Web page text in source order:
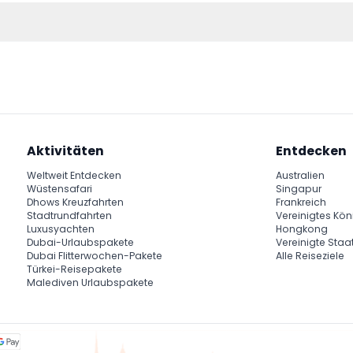
Aktivitäten
Weltweit Entdecken
Wüstensafari
Dhows Kreuzfahrten
Stadtrundfahrten
Luxusyachten
Dubai-Urlaubspakete
Dubai Flitterwochen-Pakete
Türkei-Reisepakete
Malediven Urlaubspakete
Entdecken
Australien
Singapur
Frankreich
Vereinigtes
Hongkong
Vereinigte
Alle Reiseziele